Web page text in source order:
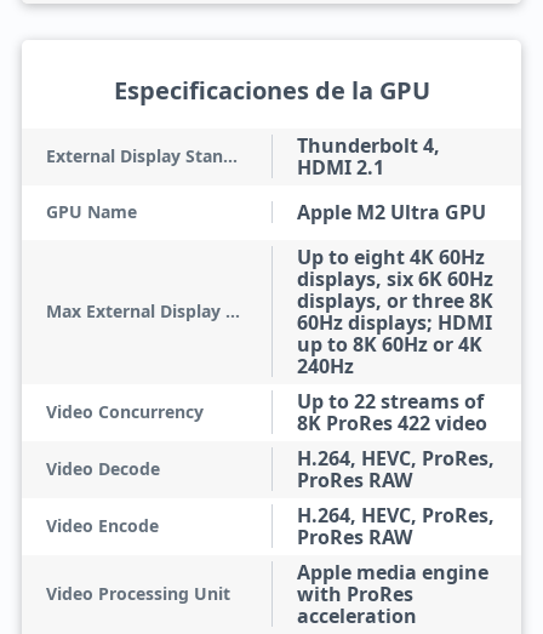
Especificaciones de la GPU
External Display Standard
Thunderbolt 4,
HDMI 2.1
GPU Name Apple M2 Ultra GPU
Max External Display Resolution
Up to eight 4K 60Hz
displays, six 6K 60Hz
displays, or three 8K
60Hz displays; HDMI
up to 8K 60Hz or 4K
240Hz
Video Concurrency
Up to 22 streams of
8K ProRes 422 video
Video Decode
H.264, HEVC, ProRes,
ProRes RAW
Video Encode
H.264, HEVC, ProRes,
ProRes RAW
Video Processing Unit
Apple media engine
with ProRes
acceleration